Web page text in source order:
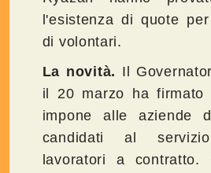
l'esistenza di quote
di volontari.
La novità. Il
il 20 marzo ha firmato
impone alle aziende
candidati al
lavoratori a contratto.